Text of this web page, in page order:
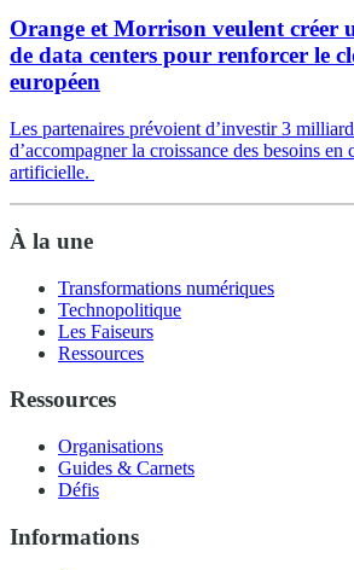
Orange et Morrison veulent créer
de data centers pour renforcer le
européen
Les partenaires prévoient d’investir 3
d’accompagner la croissance des besoins
artificielle.
À la une
Transformations numériques
Technopolitique
Les Faiseurs
Ressources
Ressources
Organisations
Guides & Carnets
Défis
Informations